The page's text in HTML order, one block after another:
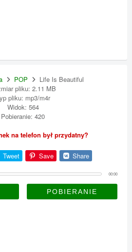
POP
Life Is Beautiful
pliku: 2.11 MB
pliku: mp3/m4r
Widok: 564
Pobieranie: 420
na telefon był przydatny?
Tweet Save Share
00:00